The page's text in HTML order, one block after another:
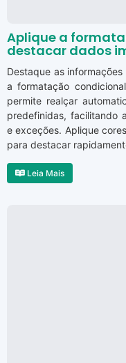
Aplique a
destacar dados
Destaque as
a formatação
permite realçar
predefinidas, facilitando
e exceções. Aplique
para destacar
Leia Mais